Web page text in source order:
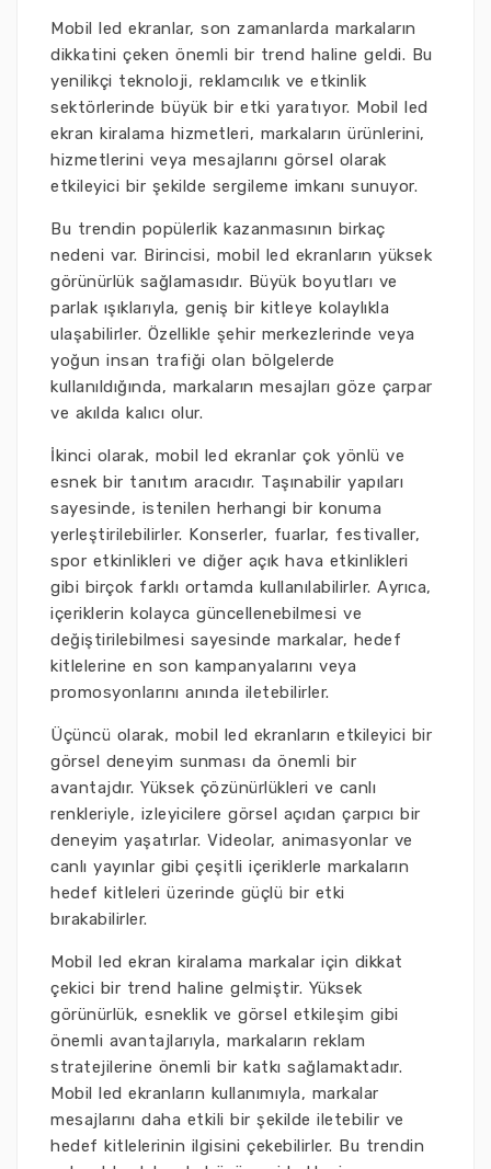
Mobil led ekranlar, son zamanlarda markaların
dikkatini çeken önemli bir trend haline geldi. Bu
yenilikçi teknoloji, reklamcılık ve etkinlik
sektörlerinde büyük bir etki yaratıyor. Mobil led
ekran kiralama hizmetleri, markaların ürünlerini,
hizmetlerini veya mesajlarını görsel olarak
etkileyici bir şekilde sergileme imkanı sunuyor.
Bu trendin popülerlik kazanmasının birkaç
nedeni var. Birincisi, mobil led ekranların yüksek
görünürlük sağlamasıdır. Büyük boyutları ve
parlak ışıklarıyla, geniş bir kitleye kolaylıkla
ulaşabilirler. Özellikle şehir merkezlerinde veya
yoğun insan trafiği olan bölgelerde
kullanıldığında, markaların mesajları göze çarpar
ve akılda kalıcı olur.
İkinci olarak, mobil led ekranlar çok yönlü ve
esnek bir tanıtım aracıdır. Taşınabilir yapıları
sayesinde, istenilen herhangi bir konuma
yerleştirilebilirler. Konserler, fuarlar, festivaller,
spor etkinlikleri ve diğer açık hava etkinlikleri
gibi birçok farklı ortamda kullanılabilirler. Ayrıca,
içeriklerin kolayca güncellenebilmesi ve
değiştirilebilmesi sayesinde markalar, hedef
kitlelerine en son kampanyalarını veya
promosyonlarını anında iletebilirler.
Üçüncü olarak, mobil led ekranların etkileyici bir
görsel deneyim sunması da önemli bir
avantajdır. Yüksek çözünürlükleri ve canlı
renkleriyle, izleyicilere görsel açıdan çarpıcı bir
deneyim yaşatırlar. Videolar, animasyonlar ve
canlı yayınlar gibi çeşitli içeriklerle markaların
hedef kitleleri üzerinde güçlü bir etki
bırakabilirler.
Mobil led ekran kiralama markalar için dikkat
çekici bir trend haline gelmiştir. Yüksek
görünürlük, esneklik ve görsel etkileşim gibi
önemli avantajlarıyla, markaların reklam
stratejilerine önemli bir katkı sağlamaktadır.
Mobil led ekranların kullanımıyla, markalar
mesajlarını daha etkili bir şekilde iletebilir ve
hedef kitlelerinin ilgisini çekebilirler. Bu trendin